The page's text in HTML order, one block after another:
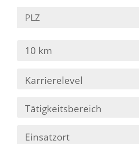
Presse
News Archiv
10 km
Karrierelevel
Tätigkeitsbereich
Einsatzort